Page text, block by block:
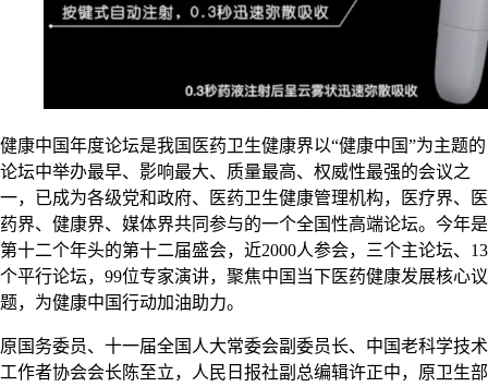
健康中国年度论坛是我国医药卫生健康界以“健康中国”为主题的
论坛中举办最早、影响最大、质量最高、权威性最强的会议之
一，已成为各级党和政府、医药卫生健康管理机构，医疗界、医
药界、健康界、媒体界共同参与的一个全国性高端论坛。今年是
第十二个年头的第十二届盛会，近2000人参会，三个主论坛、13
个平行论坛，99位专家演讲，聚焦中国当下医药健康发展核心议
题，为健康中国行动加油助力。
原国务委员、十一届全国人大常委会副委员长、中国老科学技术
工作者协会会长陈至立，人民日报社副总编辑许正中，原卫生部